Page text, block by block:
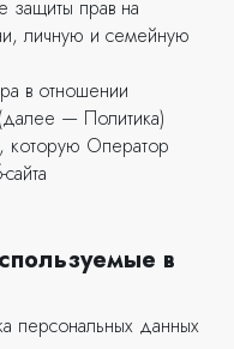
защиты прав на
личную и семейную
в отношении
— Политика)
которую Оператор
в
персональных данных